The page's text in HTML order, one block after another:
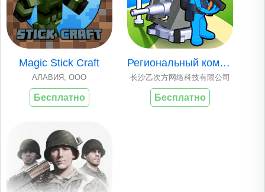
Magic Stick Craft
АЛАВИЯ, OOO
Бесплатно
Региональный коман..
长沙乙次方网络科技有限公司
Бесплатно